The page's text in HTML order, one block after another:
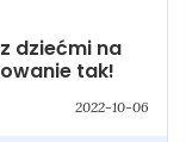
dziećmi na
tak!
2022-10-06